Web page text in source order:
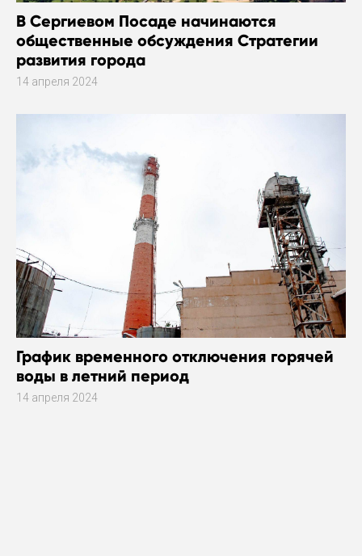
В Сергиевом Посаде начинаются
общественные обсуждения Стратегии
развития города
14 апреля 2024
График временного отключения горячей
воды в летний период
14 апреля 2024